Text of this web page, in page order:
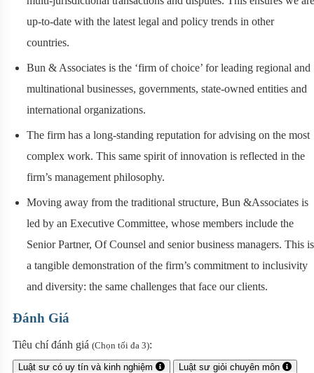
up-to-date with the latest legal and policy trends in other
countries.
Bun & Associates is the ‘firm of choice’ for leading regional and
multinational businesses, governments, state-owned entities and
international organizations.
The firm has a long-standing reputation for advising on the most
complex work. This same spirit of innovation is reflected in the
firm’s management philosophy.
Moving away from the traditional structure, Bun &Associates is
led by an Executive Committee, whose members include the
Senior Partner, Of Counsel and senior business managers. This is
a tangible demonstration of the firm’s commitment to inclusivity
and diversity: the same challenges that face our clients.
Đánh Giá
Tiêu chí đánh giá (Chọn tối đa 3):
Luật sư có uy tín và kinh nghiệm
Luật sư giỏi chuyên môn